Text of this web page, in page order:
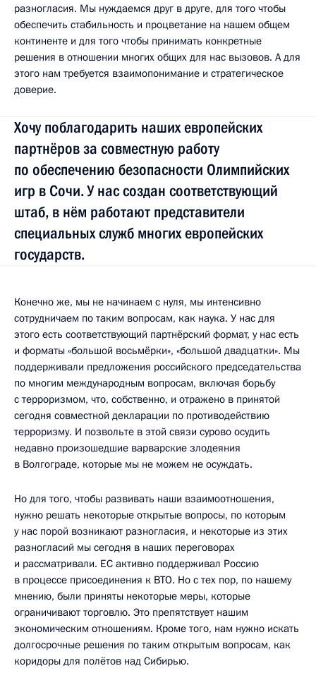
разногласия. Мы нуждаемся друг в друге, для того чтобы
обеспечить стабильность и процветание на нашем общем
континенте и для того чтобы принимать конкретные
решения в отношении многих общих для нас вызовов. А для
этого нам требуется взаимопонимание и стратегическое
доверие.
Хочу поблагодарить наших европейских
партнёров за совместную работу
по обеспечению безопасности Олимпийских
игр в Сочи. У нас создан соответствующий
штаб, в нём работают представители
специальных служб многих европейских
государств.
Конечно же, мы не начинаем с нуля, мы интенсивно
сотрудничаем по таким вопросам, как наука. У нас для
этого есть соответствующий партнёрский формат, у нас есть
и форматы «большой восьмёрки», «большой двадцатки». Мы
поддерживали предложения российского председательства
по многим международным вопросам, включая борьбу
с терроризмом, что, собственно, и отражено в принятой
сегодня совместной декларации по противодействию
терроризму. И позвольте в этой связи сурово осудить
недавно произошедшие варварские злодеяния
в Волгограде, которые мы не можем не осуждать.
Но для того, чтобы развивать наши взаимоотношения,
нужно решать некоторые открытые вопросы, по которым
у нас порой возникают разногласия, и некоторые из этих
разногласий мы сегодня в наших переговорах
и рассматривали. ЕС активно поддерживал Россию
в процессе присоединения к ВТО. Но с тех пор, по нашему
мнению, были приняты некоторые меры, которые
ограничивают торговлю. Это препятствует нашим
экономическим отношениям. Кроме того, нам нужно искать
долгосрочные решения по таким открытым вопросам, как
коридоры для полётов над Сибирью.